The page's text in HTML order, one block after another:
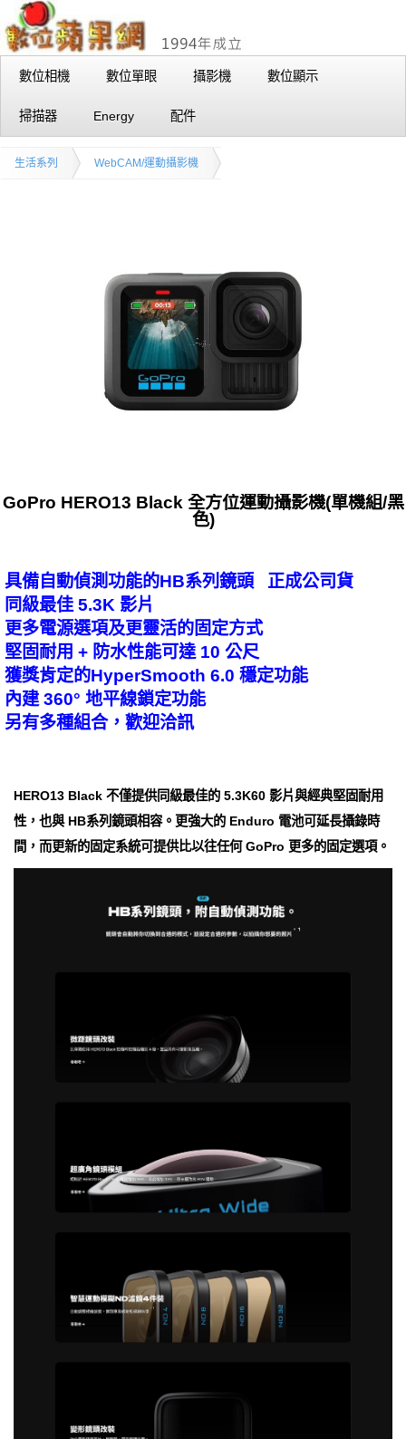
數位相機 數位單眼 攝影機 數位顯示
掃描器 Energy 配件
生活系列 WebCAM/運動攝影機
GoPro HERO13 Black 全方位運動攝影機(單機組/黑
色)
具備自動偵測功能的HB系列鏡頭 正成公司貨
同級最佳 5.3K 影片
更多電源選項及更靈活的固定方式
堅固耐用 + 防水性能可達 10 公尺
獲獎肯定的HyperSmooth 6.0 穩定功能
內建 360° 地平線鎖定功能
另有多種組合，歡迎洽訊
HERO13 Black 不僅提供同級最佳的 5.3K60 影片與經典堅固耐用
性，也與 HB系列鏡頭相容。更強大的 Enduro 電池可延長攝錄時
間，而更新的固定系統可提供比以往任何 GoPro 更多的固定選項。